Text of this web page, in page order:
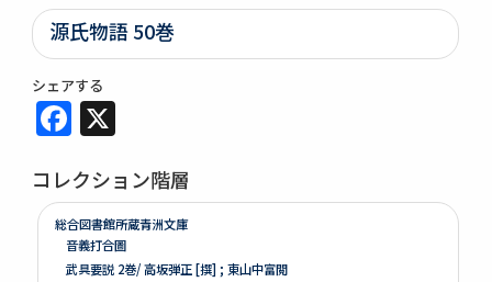
源氏物語 50巻
シェアする
Facebook
コレクション階層
総合図書館所蔵青洲文庫
音義打合圖
武具要説 2巻/ 高坂弾正 [撰] ; 東山中富閲